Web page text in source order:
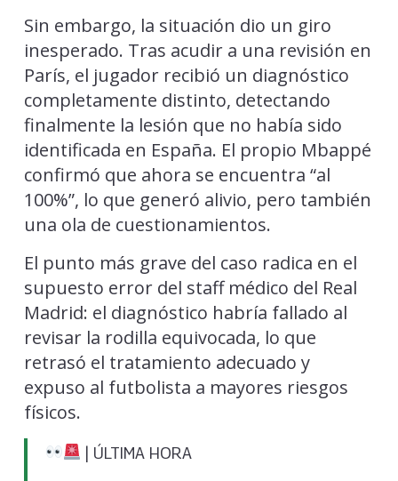
Sin embargo, la situación dio un giro
inesperado. Tras acudir a una revisión en
París, el jugador recibió un diagnóstico
completamente distinto, detectando
finalmente la lesión que no había sido
identificada en España. El propio Mbappé
confirmó que ahora se encuentra “al
100%”, lo que generó alivio, pero también
una ola de cuestionamientos.
El punto más grave del caso radica en el
supuesto error del staff médico del Real
Madrid: el diagnóstico habría fallado al
revisar la rodilla equivocada, lo que
retrasó el tratamiento adecuado y
expuso al futbolista a mayores riesgos
físicos.
| ÚLTIMA HORA